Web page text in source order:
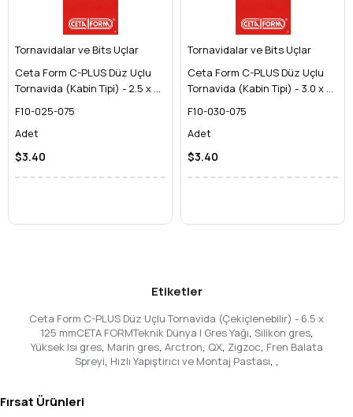
Tornavidalar ve Bits Uçlar
Ceta Form C-PLUS Düz Uçlu
Tornavida (Kabin Tipi) - 2.5 x 75
F10-025-075
Adet
$3.40
Tornavidalar ve Bits Uçlar
Ceta Form C-PLUS Düz Uçlu
Tornavida (Kabin Tipi) - 3.0 x 75
F10-030-075
Adet
$3.40
Etiketler
Ceta Form C-PLUS Düz Uçlu Tornavida (Çekiçlenebilir) - 6.5 x
125 mmCETA FORMTeknik Dünya | Gres Yağı, Silikon gres,
Yüksek Isı gres, Marin gres, Arctron, QX, Zigzoc, Fren Balata
Spreyi, Hızlı Yapıştırıcı ve Montaj Pastası, ,
Fırsat Ürünleri